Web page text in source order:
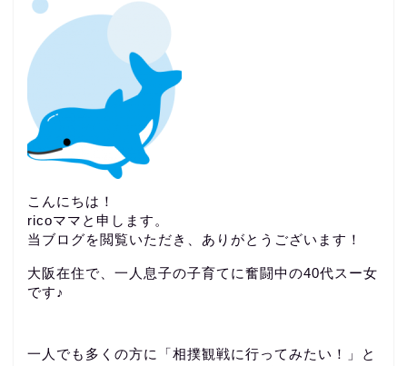
こんにちは！
ricoママと申します。
当ブログを閲覧いただき、ありがとうございます！
大阪在住で、一人息子の子育てに奮闘中の40代スー女
です♪
一人でも多くの方に「相撲観戦に行ってみたい！」と